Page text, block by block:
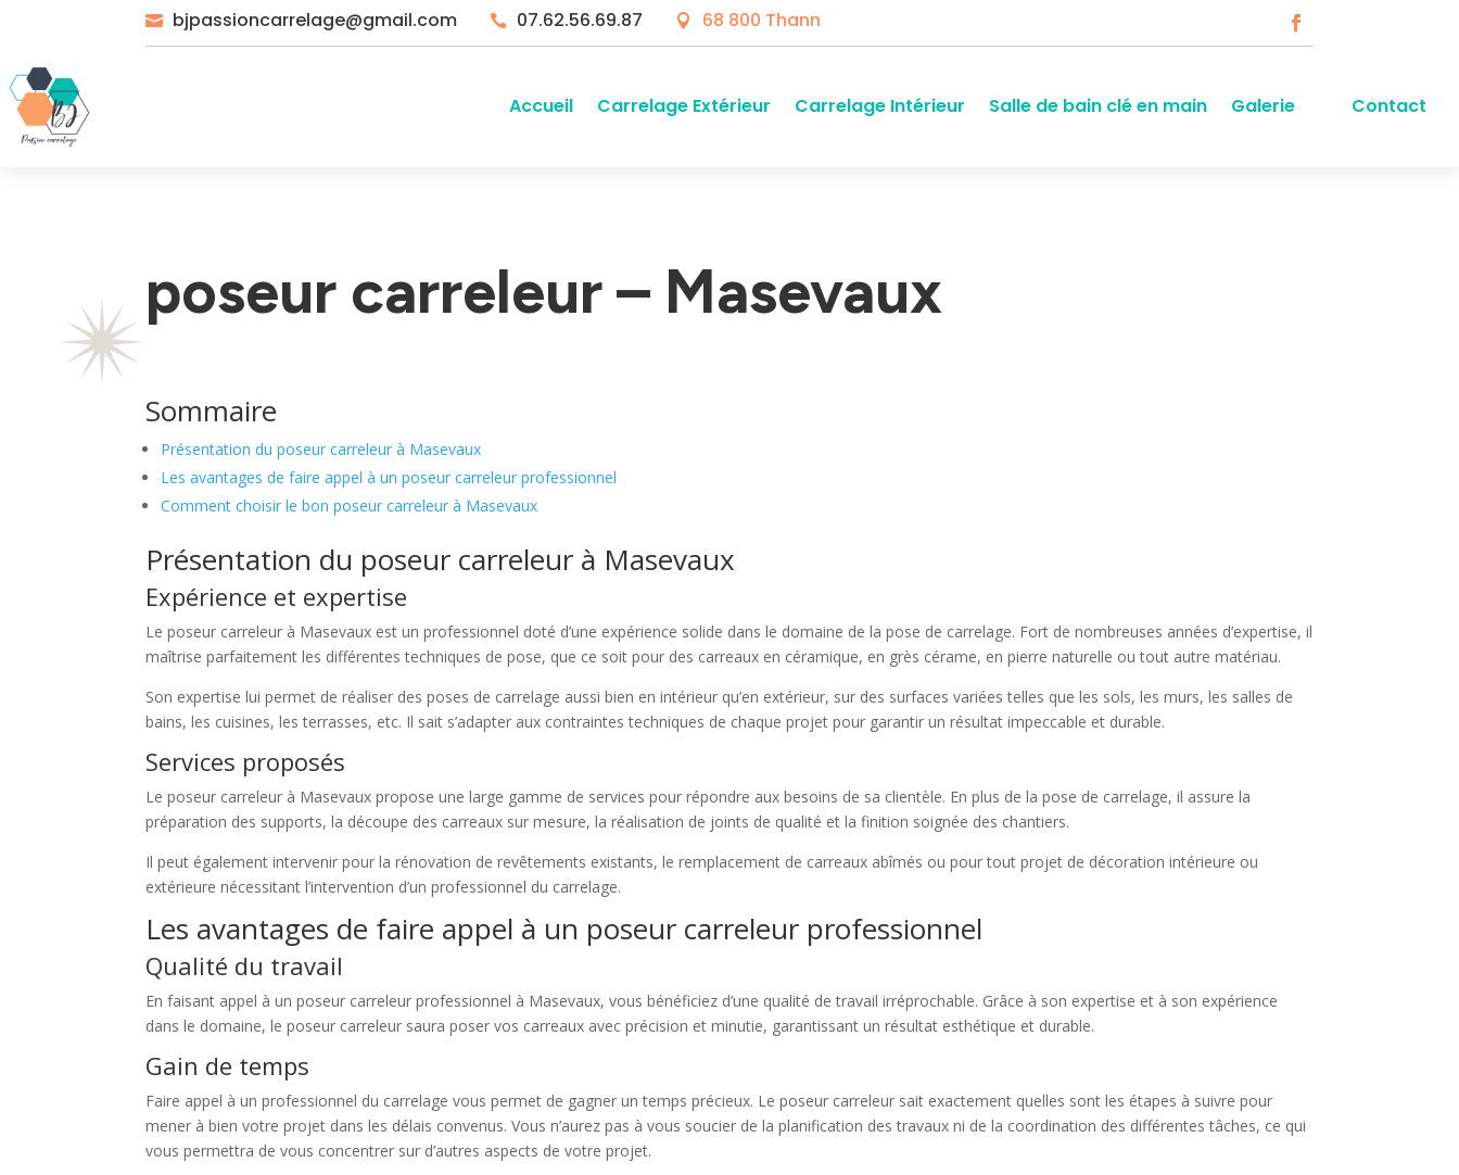
 bjpassioncarrelage@gmail.com  07.62.56.69.87  68 800 Thann
Accueil Carrelage Extérieur Carrelage Intérieur Salle de bain clé en main Galerie Contact
poseur carreleur – Masevaux
Sommaire
Présentation du poseur carreleur à Masevaux
Les avantages de faire appel à un poseur carreleur professionnel
Comment choisir le bon poseur carreleur à Masevaux
Présentation du poseur carreleur à Masevaux
Expérience et expertise
Le poseur carreleur à Masevaux est un professionnel doté d’une expérience solide dans le domaine de la pose de carrelage. Fort de nombreuses années d’expertise, il
maîtrise parfaitement les différentes techniques de pose, que ce soit pour des carreaux en céramique, en grès cérame, en pierre naturelle ou tout autre matériau.
Son expertise lui permet de réaliser des poses de carrelage aussi bien en intérieur qu’en extérieur, sur des surfaces variées telles que les sols, les murs, les salles de
bains, les cuisines, les terrasses, etc. Il sait s’adapter aux contraintes techniques de chaque projet pour garantir un résultat impeccable et durable.
Services proposés
Le poseur carreleur à Masevaux propose une large gamme de services pour répondre aux besoins de sa clientèle. En plus de la pose de carrelage, il assure la
préparation des supports, la découpe des carreaux sur mesure, la réalisation de joints de qualité et la finition soignée des chantiers.
Il peut également intervenir pour la rénovation de revêtements existants, le remplacement de carreaux abîmés ou pour tout projet de décoration intérieure ou
extérieure nécessitant l’intervention d’un professionnel du carrelage.
Les avantages de faire appel à un poseur carreleur professionnel
Qualité du travail
En faisant appel à un poseur carreleur professionnel à Masevaux, vous bénéficiez d’une qualité de travail irréprochable. Grâce à son expertise et à son expérience
dans le domaine, le poseur carreleur saura poser vos carreaux avec précision et minutie, garantissant un résultat esthétique et durable.
Gain de temps
Faire appel à un professionnel du carrelage vous permet de gagner un temps précieux. Le poseur carreleur sait exactement quelles sont les étapes à suivre pour
mener à bien votre projet dans les délais convenus. Vous n’aurez pas à vous soucier de la planification des travaux ni de la coordination des différentes tâches, ce qui
vous permettra de vous concentrer sur d’autres aspects de votre projet.